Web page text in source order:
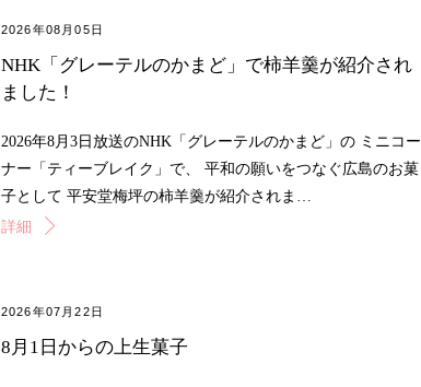
2026年08月05日
NHK「グレーテルのかまど」で柿羊羹が紹介され
ました！
2026年8月3日放送のNHK「グレーテルのかまど」の ミニコー
ナー「ティーブレイク」で、 平和の願いをつなぐ広島のお菓
子として 平安堂梅坪の柿羊羹が紹介されま…
詳細
2026年07月22日
8月1日からの上生菓子